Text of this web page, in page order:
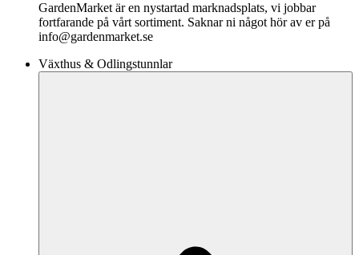
GardenMarket är en nystartad marknadsplats, vi jobbar
fortfarande på vårt sortiment. Saknar ni något hör av er på
info@gardenmarket.se
Växthus & Odlingstunnlar